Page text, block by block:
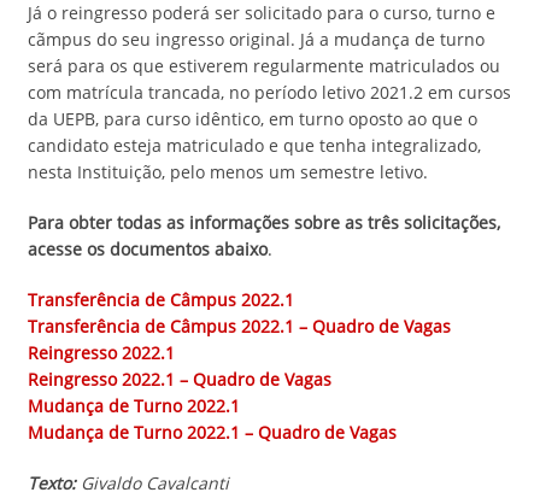
Já o reingresso poderá ser solicitado para o curso, turno e
cãmpus do seu ingresso original. Já a mudança de turno
será para os que estiverem regularmente matriculados ou
com matrícula trancada, no período letivo 2021.2 em cursos
da UEPB, para curso idêntico, em turno oposto ao que o
candidato esteja matriculado e que tenha integralizado,
nesta Instituição, pelo menos um semestre letivo.
Para obter todas as informações sobre as três solicitações,
acesse os documentos abaixo.
Transferência de Câmpus 2022.1
Transferência de Câmpus 2022.1 – Quadro de Vagas
Reingresso 2022.1
Reingresso 2022.1 – Quadro de Vagas
Mudança de Turno 2022.1
Mudança de Turno 2022.1 – Quadro de Vagas
Texto:Givaldo Cavalcanti